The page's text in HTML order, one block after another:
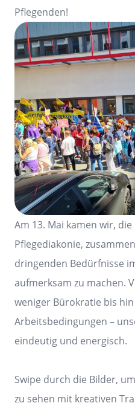
Pflegenden!
Am 13. Mai kamen wir,
Pflegediakonie,
dringenden Bedürfnisse
aufmerksam zu machen.
weniger Bürokratie bis
Arbeitsbedingungen –
eindeutig und energisch.
Swipe durch die Bilder,
zu sehen mit kreativen